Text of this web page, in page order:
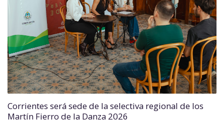
Corrientes será sede de la selectiva regional de los
Martín Fierro de la Danza 2026